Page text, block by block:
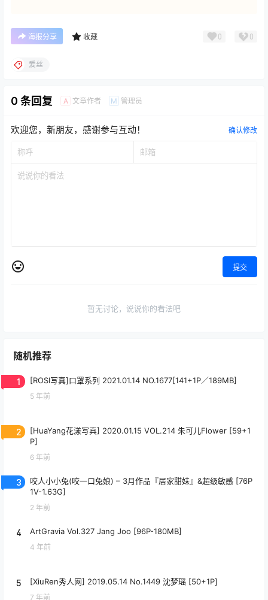
海报分享 收藏 0 0
爱丝
0 条回复 A 文章作者 M 管理员
欢迎您，新朋友，感谢参与互动！ 确认修改
提交
暂无讨论，说说你的看法吧
随机推荐
1 [ROSI写真]口罩系列 2021.01.14 NO.1677[141+1P／189MB]
5 年前
2
[HuaYang花漾写真] 2020.01.15 VOL.214 朱可儿Flower [59+1
P]
6 年前
3
咬人小小兔(咬一口兔娘) – 3月作品『居家甜妹』&超级敏感 [76P
1V-1.63G]
2 年前
4 ArtGravia Vol.327 Jang Joo [96P-180MB]
4 年前
5 [XiuRen秀人网] 2019.05.14 No.1449 沈梦瑶 [50+1P]
7 年前